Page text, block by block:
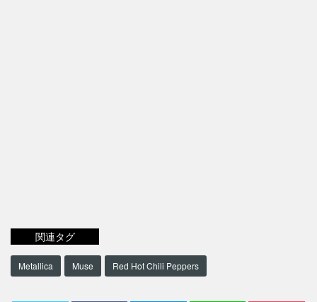
関連タグ
Metallica Muse Red Hot Chili Peppers